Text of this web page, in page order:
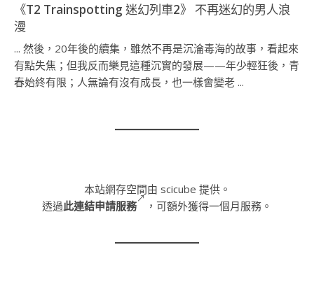
《T2 Trainspotting 迷幻列車2》 不再迷幻的男人浪
漫
... 然後，20年後的續集，雖然不再是沉淪毒海的故事，看起來
有點失焦；但我反而樂見這種沉實的發展——年少輕狂後，青
春始終有限；人無論有沒有成長，也一樣會變老 ...
本站網存空間由 scicube 提供。
透過此連結申請服務 ，可額外獲得一個月服務。